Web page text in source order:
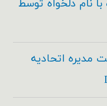
با نام دلخواه توسط
مدیره اتحادیه